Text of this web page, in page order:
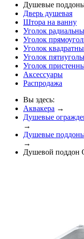
Душевые
Дверь душевая
Штора на ванну
Уголок
Уголок
Уголок
Уголок
Уголок
Аксессуары
Распродажа
Вы здесь:
Аквакера →
Душевые
→
Душевые
→
Душевой поддон